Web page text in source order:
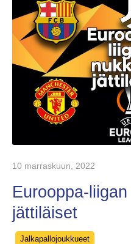
10 marraskuun, 2022
Eurooppa-
jättiläiset
Categories
Jalkapallojoukkueet